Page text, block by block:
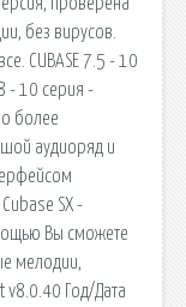
без вирусов.
CUBASE 7.5 - 10
- 10 серия -
более
аудиоряд и
SX -
Вы сможете
мелодии,
v8.0.40 Год/Дата